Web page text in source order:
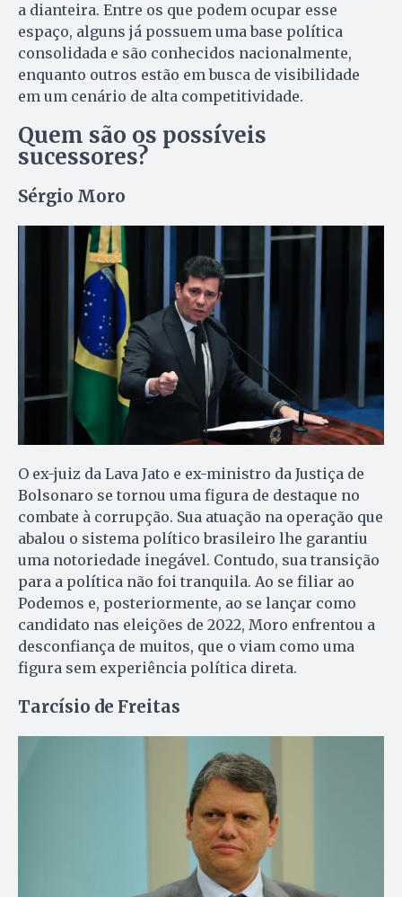
a dianteira. Entre os que podem ocupar esse
espaço, alguns já possuem uma base política
consolidada e são conhecidos nacionalmente,
enquanto outros estão em busca de visibilidade
em um cenário de alta competitividade.
Quem são os possíveis
sucessores?
Sérgio Moro
O ex-juiz da Lava Jato e ex-ministro da Justiça de
Bolsonaro se tornou uma figura de destaque no
combate à corrupção. Sua atuação na operação que
abalou o sistema político brasileiro lhe garantiu
uma notoriedade inegável. Contudo, sua transição
para a política não foi tranquila. Ao se filiar ao
Podemos e, posteriormente, ao se lançar como
candidato nas eleições de 2022, Moro enfrentou a
desconfiança de muitos, que o viam como uma
figura sem experiência política direta.
Tarcísio de Freitas